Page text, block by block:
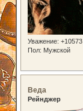
Уважение: +10573
Пол: Мужской
Веда
Рейнджер